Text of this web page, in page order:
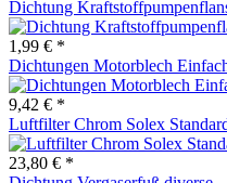
Dichtung
1,99 € *
Dichtungen Motorblech
9,42 € *
Luftfilter Chrom Solex
23,80 € *